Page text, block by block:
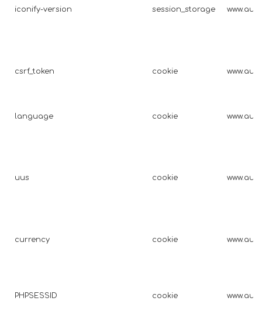
iconify-version session_storage
csrf_token cookie
language cookie
uus cookie
currency cookie
PHPSESSID cookie